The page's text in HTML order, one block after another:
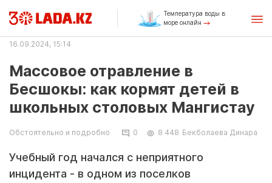
Температура воды в
море онлайн
16.09.2024, 15:14
Массовое отравление в
Бесшокы: как кормят детей в
школьных столовых Мангистау
Обстоятельно и подробно 0 8 448 Бекболаева Динара
Учебный год начался с неприятного
инцидента - в одном из поселков